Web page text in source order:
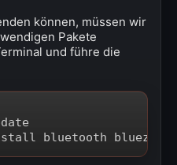
können, müssen wir
Pakete
und führe die
bluetooth bluez